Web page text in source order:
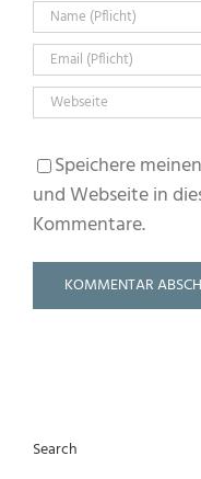
Speichere
und Webseite in
Kommentare.
Search